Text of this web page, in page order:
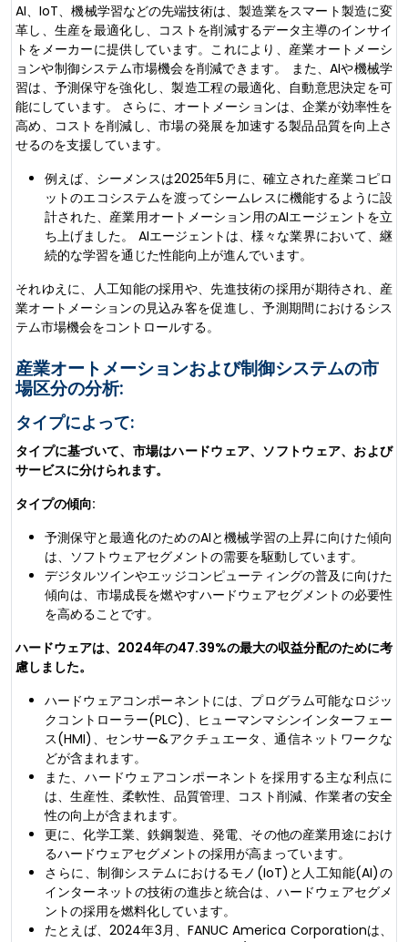
AI、IoT、機械学習などの先端技術は、製造業をスマート製造に変
革し、生産を最適化し、コストを削減するデータ主導のインサイ
トをメーカーに提供しています。これにより、産業オートメーシ
ョンや制御システム市場機会を削減できます。 また、AIや機械学
習は、予測保守を強化し、製造工程の最適化、自動意思決定を可
能にしています。 さらに、オートメーションは、企業が効率性を
高め、コストを削減し、市場の発展を加速する製品品質を向上さ
せるのを支援しています。
例えば、シーメンスは2025年5月に、確立された産業コピロ
ットのエコシステムを渡ってシームレスに機能するように設
計された、産業用オートメーション用のAIエージェントを立
ち上げました。 AIエージェントは、様々な業界において、継
続的な学習を通じた性能向上が進んでいます。
それゆえに、人工知能の採用や、先進技術の採用が期待され、産
業オートメーションの見込み客を促進し、予測期間におけるシス
テム市場機会をコントロールする。
産業オートメーションおよび制御システムの市
場区分の分析:
タイプによって:
タイプに基づいて、市場はハードウェア、ソフトウェア、および
サービスに分けられます。
タイプの傾向:
予測保守と最適化のためのAIと機械学習の上昇に向けた傾向
は、ソフトウェアセグメントの需要を駆動しています。
デジタルツインやエッジコンピューティングの普及に向けた
傾向は、市場成長を燃やすハードウェアセグメントの必要性
を高めることです。
ハードウェアは、2024年の47.39%の最大の収益分配のために考
慮しました。
ハードウェアコンポーネントには、プログラム可能なロジッ
クコントローラー(PLC)、ヒューマンマシンインターフェー
ス(HMI)、センサー&アクチュエータ、通信ネットワークな
どが含まれます。
また、ハードウェアコンポーネントを採用する主な利点に
は、生産性、柔軟性、品質管理、コスト削減、作業者の安全
性の向上が含まれます。
更に、化学工業、鉄鋼製造、発電、その他の産業用途におけ
るハードウェアセグメントの採用が高まっています。
さらに、制御システムにおけるモノ(IoT)と人工知能(AI)の
インターネットの技術の進歩と統合は、ハードウェアセグメ
ントの採用を燃料化しています。
たとえば、2024年3月、FANUC America Corporationは、